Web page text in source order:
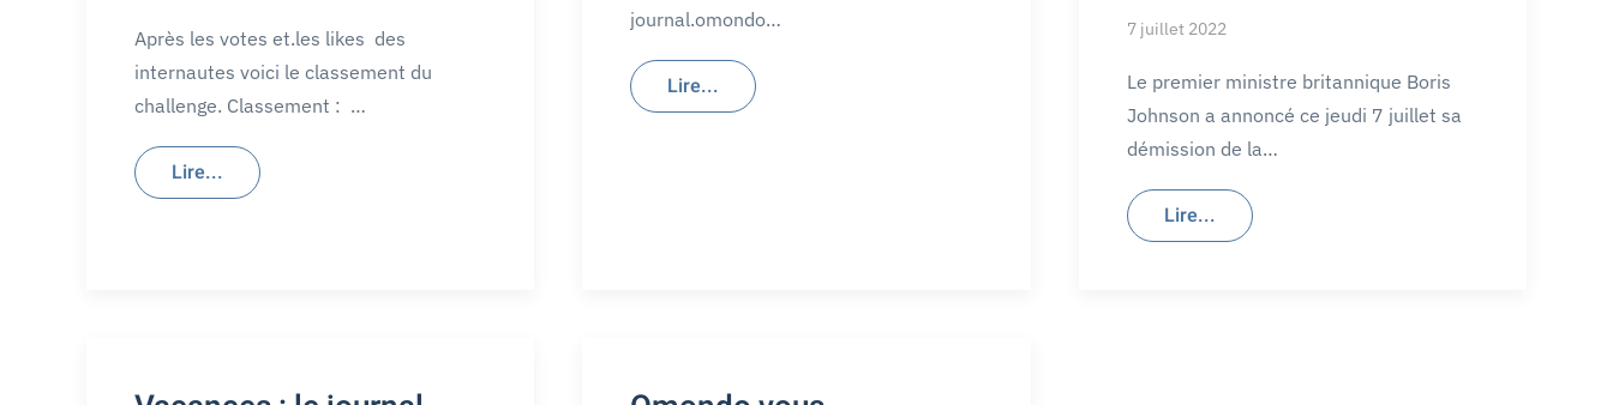
Après les votes et.les likes des
internautes voici le classement du
challenge. Classement : …
Lire...
journal.omondo…
Lire...
7 juillet 2022
Le premier ministre britannique Boris
Johnson a annoncé ce jeudi 7 juillet sa
démission de la…
Lire...